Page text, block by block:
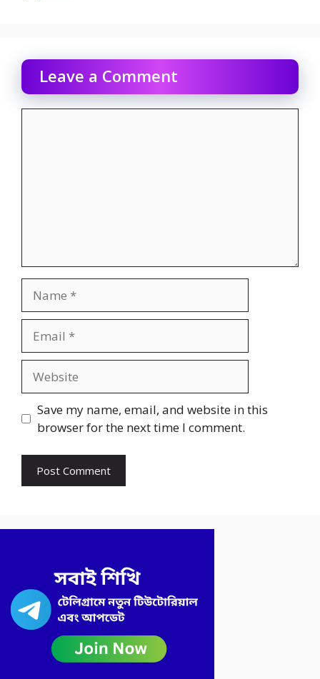
Leave a Comment
Save my name, email, and website in this
browser for the next time I comment.